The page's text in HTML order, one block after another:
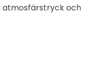
atmosfärstryck och